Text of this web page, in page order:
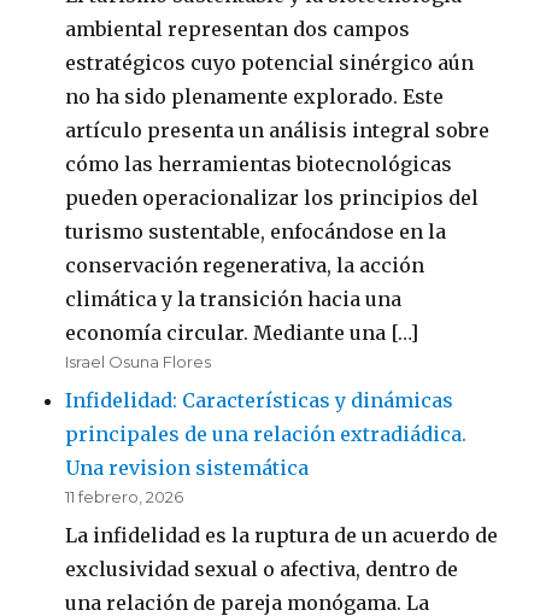
ambiental representan dos campos
estratégicos cuyo potencial sinérgico aún
no ha sido plenamente explorado. Este
artículo presenta un análisis integral sobre
cómo las herramientas biotecnológicas
pueden operacionalizar los principios del
turismo sustentable, enfocándose en la
conservación regenerativa, la acción
climática y la transición hacia una
economía circular. Mediante una […]
Israel Osuna Flores
Infidelidad: Características y dinámicas
principales de una relación extradiádica.
Una revision sistemática
11 febrero, 2026
La infidelidad es la ruptura de un acuerdo de
exclusividad sexual o afectiva, dentro de
una relación de pareja monógama. La